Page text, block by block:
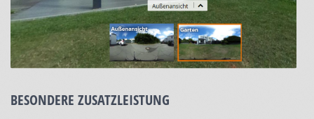
BESONDERE ZUSATZLEISTUNG